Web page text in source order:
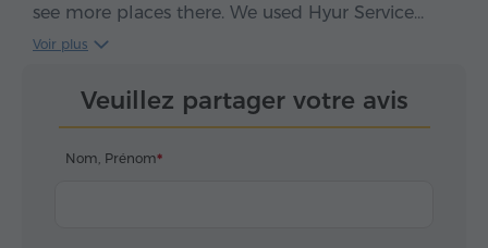
see more places there. We used Hyur Service
twice to travel with our excellent driver Mr. Artak.
Voir plus
Veuillez partager votre avis
Nom, Prénom